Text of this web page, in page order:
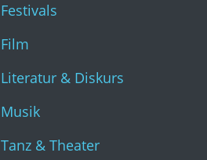
Festivals
Film
Literatur & Diskurs
Musik
Tanz & Theater